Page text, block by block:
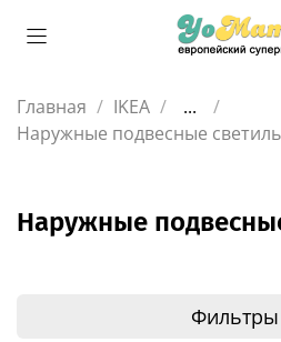
Главная IKEA
...
Наружные подвесные
Наружные
Фильтры